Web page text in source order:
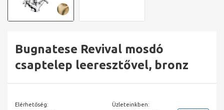
Bugnatese Revival mosdó
csaptelep leeresztővel, bronz
Elérhetőség: Üzleteinkben: